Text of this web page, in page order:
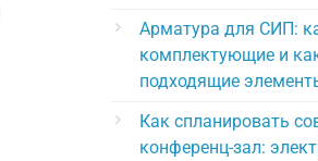
Арматура для СИП:
комплектующие и
подходящие
Как спланировать
конференц-зал: